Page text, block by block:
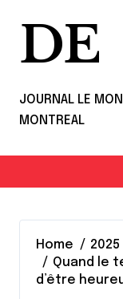
DE
JOURNAL LE
MONTREAL
Home 2025
Quand le
d’être